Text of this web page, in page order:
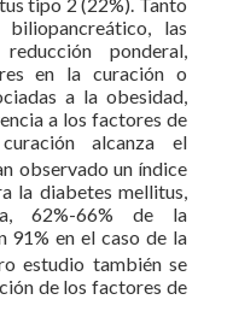
las
ponderal,
en la curación o
a la obesidad,
a los factores de
alcanza el
observado un índice
la diabetes mellitus,
62%-66% de la
91% en el caso de la
estudio también se
de los factores de